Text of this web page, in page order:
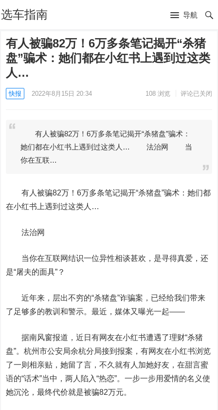
选车指南 导航
有人被骗82万！6万多条笔记揭开“杀猪
盘”骗术：她们都在小红书上遇到过这类
人…
快报 2022年8月15日 20:34 108浏览 评论已关闭
有人被骗82万！6万多条笔记揭开“杀猪盘”骗术：
她们都在小红书上遇到过这类人… 法治网 当
你在互联…
有人被骗82万！6万多条笔记揭开“杀猪盘”骗术：她们都
在小红书上遇到过这类人…
法治网
当你在互联网结识一位异性相谈甚欢，是寻得真爱，还
是“屠夫的面具”？
近年来，层出不穷的“杀猪盘”诈骗案，已经给我们带来
了足够多的教训和警示。最近，媒体又曝光一起——
据南风窗报道，近日有网友在小红书遭遇了理财“杀猪
盘”。杭州市公安局余杭分局接到报案，有网友在小红书浏览
了一则相亲贴，她留了言，不久就有人加她好友，在甜言蜜
语的“话术”当中，两人陷入“热恋”。一步一步用爱情的名义使
她沉沦，最终代价就是被骗82万元。